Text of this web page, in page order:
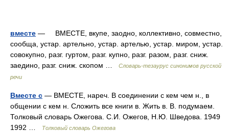
вместе — ВМЕСТЕ, вкупе, заодно, коллективно, совместно,
сообща, устар. артельно, устар. артелью, устар. миром, устар.
совокупно, разг. гуртом, разг. купно, разг. разом, разг. сниж.
заедино, разг. сниж. скопом …
Словарь-тезаурус синонимов русской
речи
Вместе с — ВМЕСТЕ, нареч. В соединении с кем чем н., в
общении с кем н. Сложить все книги в. Жить в. В. подумаем.
Толковый словарь Ожегова. С.И. Ожегов, Н.Ю. Шведова. 1949
1992 …
Толковый словарь Ожегова